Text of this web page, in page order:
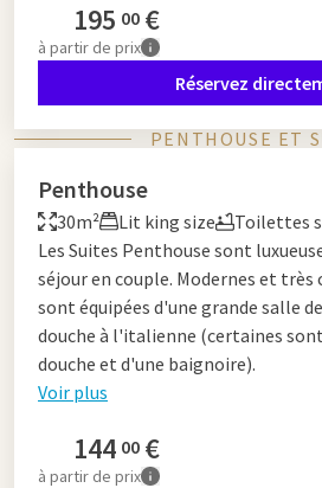
195 00 €
à partir de prix
Réservez
PENTHOUSE ET
Penthouse
30m² Lit king size
Toilettes
Les Suites Penthouse sont
séjour en couple. Modernes et
sont équipées d'une grande salle
douche à l'italienne (certaines
douche et d'une baignoire).
Voir plus
144 00 €
à partir de prix